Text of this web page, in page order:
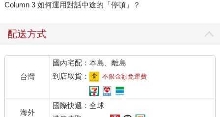
Column 3 如何運用對話中途的「停頓」？
配送方式
台灣
國內宅配：本島、離島
到店取貨：
不限金額免運費
海外
國際快遞：全球